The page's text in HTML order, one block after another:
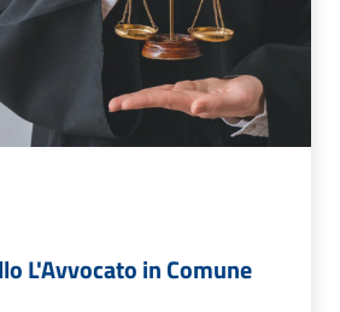
L'Avvocato in Comune